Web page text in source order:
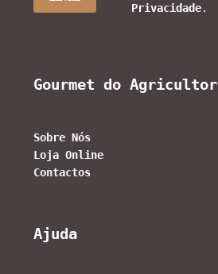
Privacidade.
Gourmet do Agricultor
Sobre Nós
Loja Online
Contactos
Ajuda